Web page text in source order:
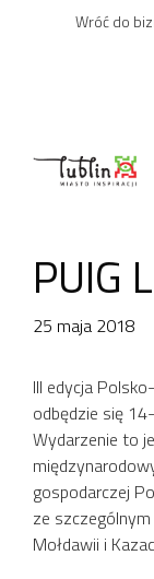
Wróć do
PUIG
25 maja 2018
III edycja
odbędzie się
Wydarzenie to
gospodarczej
ze szczególnym
Mołdawii i